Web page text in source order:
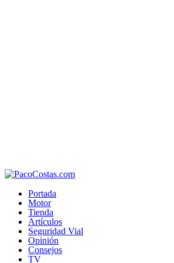
Portada
Motor
Tienda
Artículos
Seguridad Vial
Opinión
Consejos
TV